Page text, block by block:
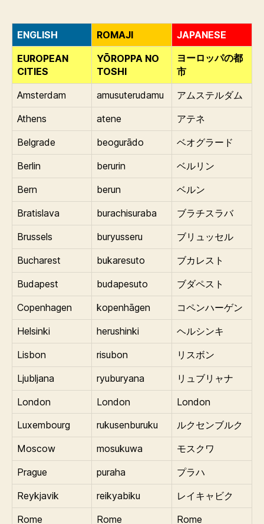
ENGLISH ROMAJI
JAPANESE
EUROPEAN
CITIES
YŌROPPA NO
TOSHI
ヨーロッパの都
市
Amsterdam amusuterudamu アムステルダム
Athens atene アテネ
Belgrade beogurādo ベオグラード
Berlin berurin ベルリン
Bern berun ベルン
Bratislava burachisuraba ブラチスラバ
Brussels buryusseru ブリュッセル
Bucharest bukaresuto ブカレスト
Budapest budapesuto ブダペスト
Copenhagen kopenhāgen コペンハーゲン
Helsinki herushinki ヘルシンキ
Lisbon risubon リスボン
Ljubljana ryuburyana リュブリャナ
London London
London
Luxembourg
rukusenburuku ルクセンブルク
Moscow mosukuwa モスクワ
Prague puraha プラハ
Reykjavik reikyabiku レイキャビク
Rome Rome Rome